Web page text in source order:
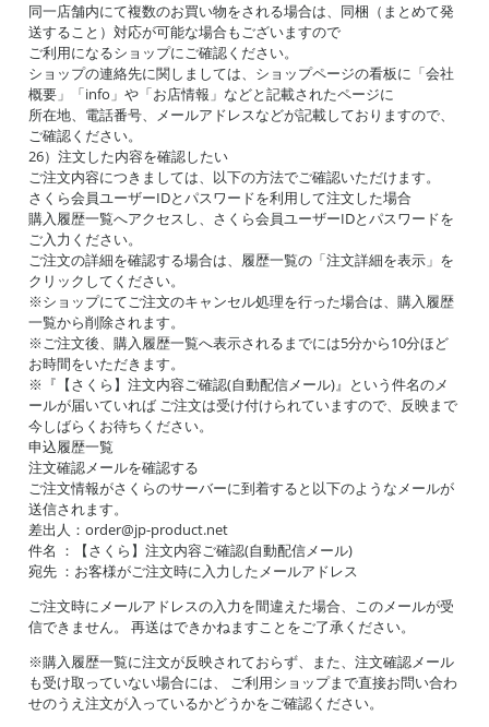
同一店舗内にて複数のお買い物をされる場合は、同梱（まとめて発
送すること）対応が可能な場合もございますので
ご利用になるショップにご確認ください。
ショップの連絡先に関しましては、ショップページの看板に「会社
概要」「info」や「お店情報」などと記載されたページに
所在地、電話番号、メールアドレスなどが記載しておりますので、
ご確認ください。
26）注文した内容を確認したい
ご注文内容につきましては、以下の方法でご確認いただけます。
さくら会員ユーザーIDとパスワードを利用して注文した場合
購入履歴一覧へアクセスし、さくら会員ユーザーIDとパスワードを
ご入力ください。
ご注文の詳細を確認する場合は、履歴一覧の「注文詳細を表示」を
クリックしてください。
※ショップにてご注文のキャンセル処理を行った場合は、購入履歴
一覧から削除されます。
※ご注文後、購入履歴一覧へ表示されるまでには5分から10分ほど
お時間をいただきます。
※『【さくら】注文内容ご確認(自動配信メール)』という件名のメ
ールが届いていれば ご注文は受け付けられていますので、反映まで
今しばらくお待ちください。
申込履歴一覧
注文確認メールを確認する
ご注文情報がさくらのサーバーに到着すると以下のようなメールが
送信されます。
差出人：order@jp-product.net
件名 ：【さくら】注文内容ご確認(自動配信メール)
宛先 ：お客様がご注文時に入力したメールアドレス
ご注文時にメールアドレスの入力を間違えた場合、このメールが受
信できません。 再送はできかねますことをご了承ください。
※購入履歴一覧に注文が反映されておらず、また、注文確認メール
も受け取っていない場合には、 ご利用ショップまで直接お問い合わ
せのうえ注文が入っているかどうかをご確認ください。